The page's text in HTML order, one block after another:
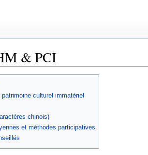
& PCI
culturel immatériel
chinois)
et méthodes participatives